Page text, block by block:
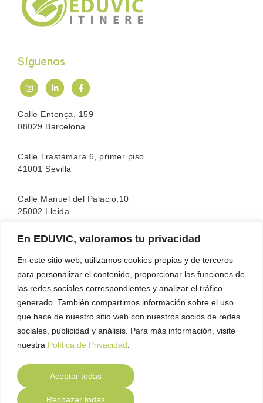
En EDUVIC, valoramos tu privacidad
En este sitio web, utilizamos cookies propias y de terceros
para personalizar el contenido, proporcionar las funciones de
las redes sociales correspondientes y analizar el tráfico
generado. También compartimos información sobre el uso
que hace de nuestro sitio web con nuestros socios de redes
sociales, publicidad y análisis. Para más información, visite
nuestra Política de Privacidad
Aceptar todas
Rechazar todas
Síguenos
Calle Entença, 159
08029 Barcelona
Calle Trastámara 6, primer piso
41001 Sevilla
Calle Manuel del Palacio,10
25002 Lleida
La escuela cuenta con la acreditación de laFEATF
Familiar)
Contacto Política de Privacidad